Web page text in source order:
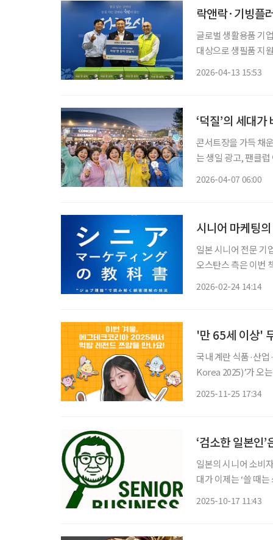
락앤락·기빙플
글로벌 생활용품 기
대상으로 생필품 지
2026-04-13 15:53
‘덕질’의 세대가
콘서트장을 가득 채
는 생일 광고, 팬클
2026-04-07 06:00
시니어 마케팅
일본 시니어 전문 기
오스탄스 측은 이번
2026-02-24 14:14
'만 65세 이상'
국내 계란 식품·산
Korea 2025)’가 오
2025-11-25 17:34
‘검소한 일본인
일본의 시니어 소비
대가 이제는 ‘쓸 때
2025-10-17 11:43